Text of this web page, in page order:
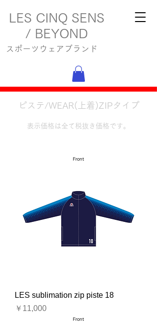
LES CINQ SENS
/ BEYOND
スポーツウェアブランド
ピステ/WEAR(上着)ZIPタイプ
表示価格は全て税抜き価格です。
LES sublimation zip piste 18
価格
￥11,000